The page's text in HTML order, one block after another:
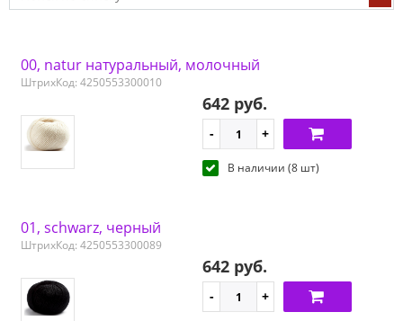
00, natur натуральный, молочный
ШтрихКод: 4250553300010
642 руб.
В наличии (8 шт)
01, schwarz, черный
ШтрихКод: 4250553300089
642 руб.